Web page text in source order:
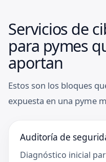
Servicios de
para pymes
aportan
Estos son los bloques
expuesta en una pyme
Auditoría de
Diagnóstico inicial